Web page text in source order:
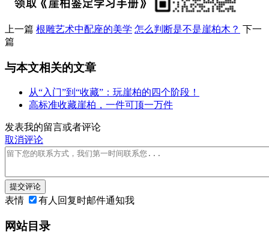
上一篇 根雕艺术中配座的美学 怎么判断是不是崖柏木？ 下一
篇
与本文相关的文章
从“入门”到“收藏”：玩崖柏的四个阶段！
高标准收藏崖柏，一件可顶一万件
发表我的留言或者评论
取消评论
提交评论
表情 有人回复时邮件通知我
网站目录